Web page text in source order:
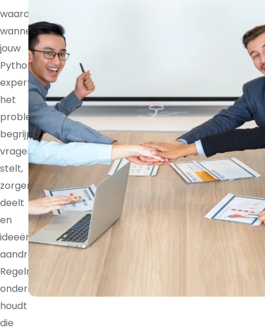
waardevoller
wanneer
jouw
Python
expert
het
probleem
begrijpt,
vragen
stelt,
zorgen
deelt
en
ideeën
aandraagt.
Regelmatige
ondersteuning
houdt
die